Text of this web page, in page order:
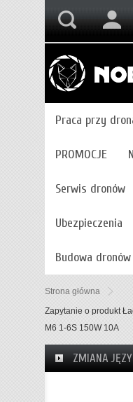
Praca przy
PROMOCJE
Serwis dronów
Ubezpieczenia
Budowa dronów
Strona główna
Zapytanie o produkt
M6 1-6S 150W 10A
ZMIANA